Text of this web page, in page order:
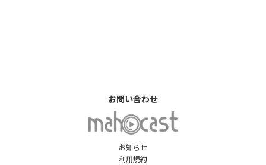
お知らせ
利用規約
お問い合わせ